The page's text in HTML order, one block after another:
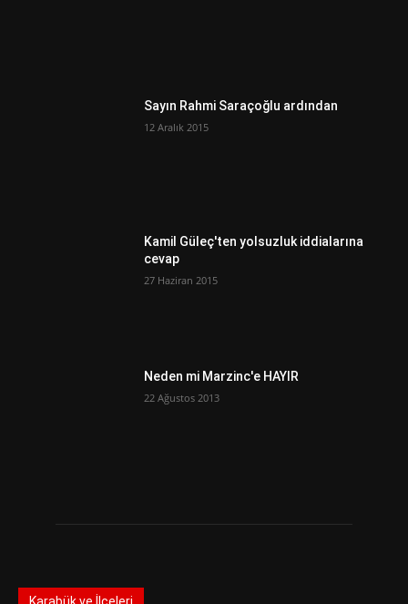
Sayın Rahmi Saraçoğlu ardından
12 Aralık 2015
Kamil Güleç'ten yolsuzluk iddialarına
cevap
27 Haziran 2015
Neden mi Marzinc'e HAYIR
22 Ağustos 2013
Karabük ve İlçeleri